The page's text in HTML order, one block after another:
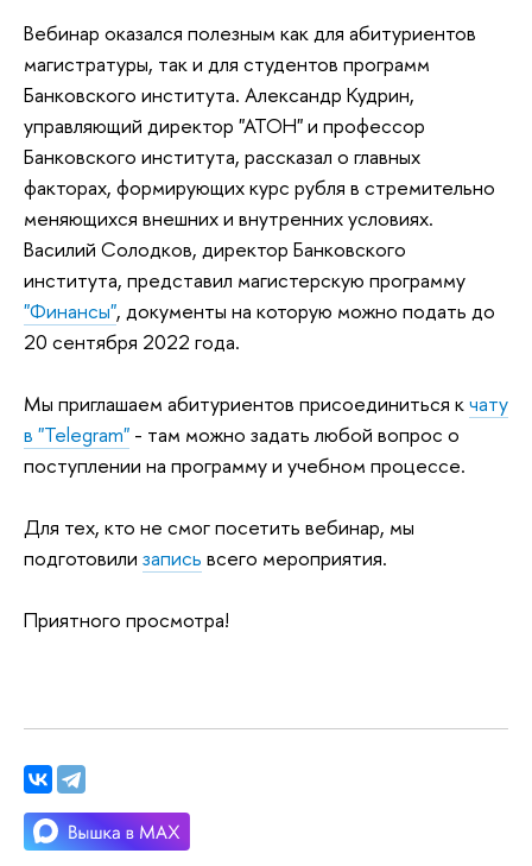
Вебинар оказался полезным как для абитуриентов
магистратуры, так и для студентов программ
Банковского института. Александр Кудрин,
управляющий директор "АТОН" и профессор
Банковского института, рассказал о главных
факторах, формирующих курс рубля в стремительно
меняющихся внешних и внутренних условиях.
Василий Солодков, директор Банковского
института, представил магистерскую программу
"Финансы", документы на которую можно подать до
20 сентября 2022 года.
Мы приглашаем абитуриентов присоединиться кчату
в "Telegram" - там можно задать любой вопрос о
поступлении на программу и учебном процессе.
Для тех, кто не смог посетить вебинар, мы
подготовили запись всего мероприятия.
Приятного просмотра!